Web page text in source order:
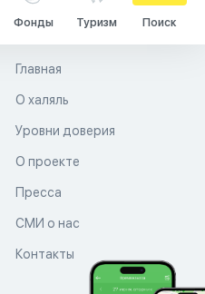
Фонды Туризм Поиск
Главная
О халяль
Уровни доверия
О проекте
Пресса
СМИ о нас
Контакты